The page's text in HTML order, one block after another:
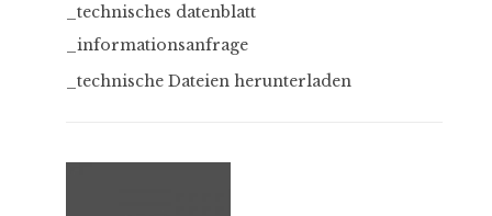
_technisches datenblatt
_informationsanfrage
_technische Dateien herunterladen